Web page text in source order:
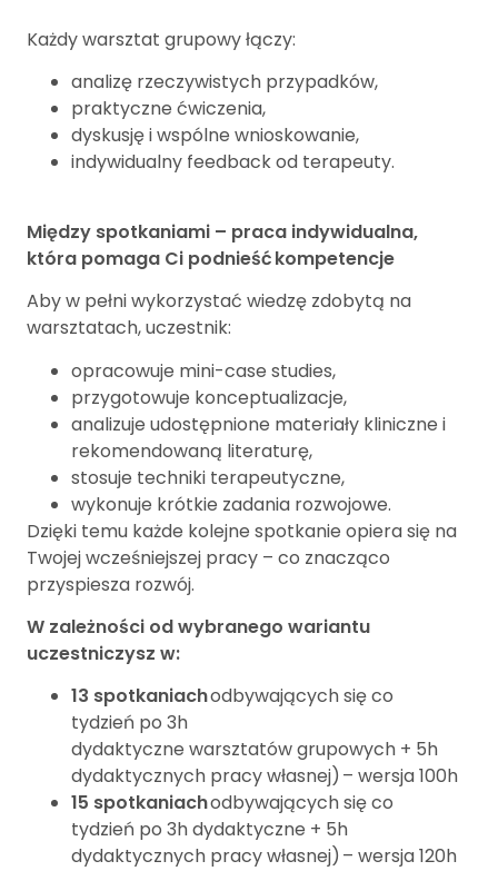
Każdy warsztat grupowy łączy:
analizę rzeczywistych przypadków,
praktyczne ćwiczenia,
dyskusję i wspólne wnioskowanie,
indywidualny feedback od terapeuty.
Między spotkaniami – praca indywidualna,
która pomaga Ci podnieść kompetencje
Aby w pełni wykorzystać wiedzę zdobytą na
warsztatach, uczestnik:
opracowuje mini-case studies,
przygotowuje konceptualizacje,
analizuje udostępnione materiały kliniczne i
rekomendowaną literaturę,
stosuje techniki terapeutyczne,
wykonuje krótkie zadania rozwojowe.
Dzięki temu każde kolejne spotkanie opiera się na
Twojej wcześniejszej pracy – co znacząco
przyspiesza rozwój.
W zależności od wybranego wariantu
uczestniczysz w:
13 spotkaniachodbywających się co
tydzień po 3h
dydaktyczne warsztatów grupowych + 5h
dydaktycznych pracy własnej) – wersja 100h
15 spotkaniachodbywających się co
tydzień po 3h dydaktyczne + 5h
dydaktycznych pracy własnej) – wersja 120h